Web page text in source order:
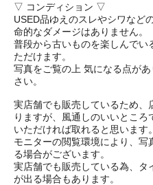
▽ コンディション ▽
USED品ゆえのスレやシワなど
命的なダメージはありません。
普段から古いものを楽しんで
ただけます。
写真をご覧の上 気になる点が
さい。
実店舗でも販売しているため、
りますが、風通しのいいとこ
いただければ取れると思います。
モニターの閲覧環境により、写
る場合がございます。
実店舗でも販売している為、
が出る場合もあります。